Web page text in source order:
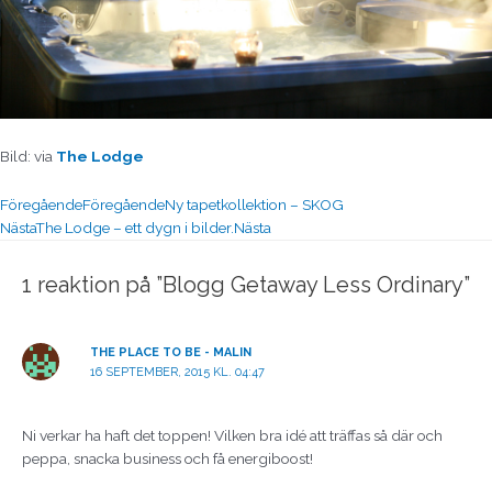
Bild: via The Lodge
FöregåendeFöregåendeNy tapetkollektion – SKOG
NästaThe Lodge – ett dygn i bilder.Nästa
1 reaktion på ”Blogg Getaway Less Ordinary”
THE PLACE TO BE - MALIN
16 SEPTEMBER, 2015 KL. 04:47
Ni verkar ha haft det toppen! Vilken bra idé att träffas så där och
peppa, snacka business och få energiboost!